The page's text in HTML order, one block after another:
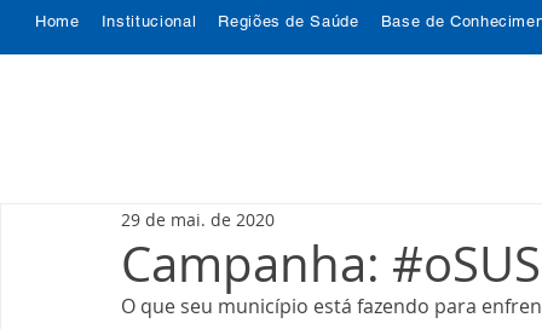
Home Institucional Regiões de Saúde Base de
Campanha:
29 de mai. de 2020
O que seu município está fazendo para